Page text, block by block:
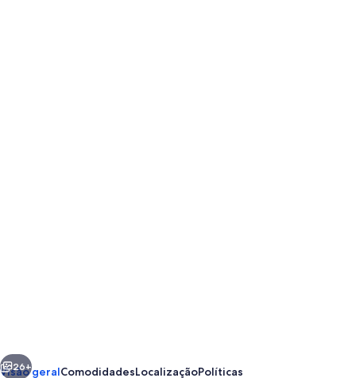
private
Próximo
26+
Visão geralComodidadesLocalizaçãoPolíticas